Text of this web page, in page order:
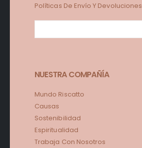
Políticas De Envío Y Devoluciones
NUESTRA COMPAÑÍA
Mundo Riscatto
Causas
Sostenibilidad
Espiritualidad
Trabaja Con Nosotros